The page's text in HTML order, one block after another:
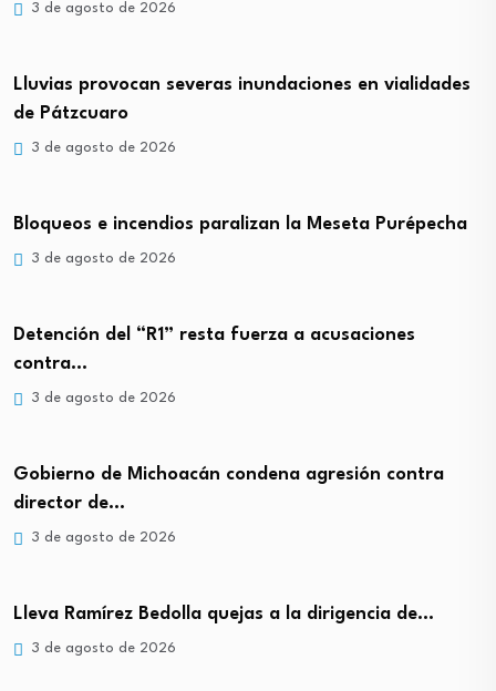
3 de agosto de 2026
Lluvias provocan severas inundaciones en vialidades
de Pátzcuaro
3 de agosto de 2026
Bloqueos e incendios paralizan la Meseta Purépecha
3 de agosto de 2026
Detención del “R1” resta fuerza a acusaciones
contra…
3 de agosto de 2026
Gobierno de Michoacán condena agresión contra
director de…
3 de agosto de 2026
Lleva Ramírez Bedolla quejas a la dirigencia de…
3 de agosto de 2026